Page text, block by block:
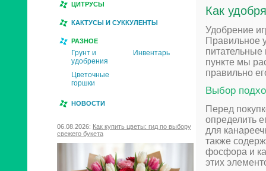
ЦИТРУСЫ
КАКТУСЫ И СУККУЛЕНТЫ
РАЗНОЕ
Грунт и
удобрения
Инвентарь
Цветочные
горшки
НОВОСТИ
06.08.2026: Как купить цветы: гид по выбору
свежего букета
Как
Удобрение
Правильное
питательные
пункте мы
правильно
Выбор
Перед
определить
для
также
фосфора и
этих